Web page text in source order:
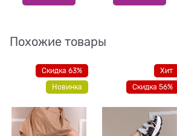
Похожие товары
Скидка 63%
Новинка
Хит
Скидка 56%